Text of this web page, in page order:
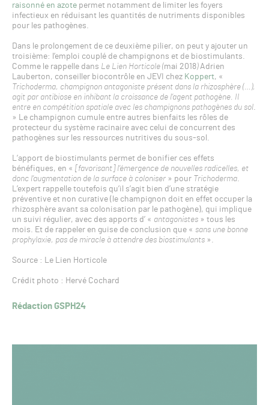
raisonné en azotepermet notamment de limiter les foyers
infectieux en réduisant les quantités de nutriments disponibles
pour les pathogènes.
Dans le prolongement de ce deuxième pilier, on peut y ajouter un
troisième: l’emploi couplé de champignons et de biostimulants.
Comme le rappelle dans Le Lien Horticole (mai 2018) Adrien
Lauberton, conseiller biocontrôle en JEVI chez Koppert, «
Trichoderma, champignon antagoniste présent dans la rhizosphère (…),
agit par antibiose en inhibant la croissance de l’agent pathogène. Il
entre en compétition spatiale avec les champignons pathogènes du sol.
» Le champignon cumule entre autres bienfaits les rôles de
protecteur du système racinaire avec celui de concurrent des
pathogènes sur les ressources nutritives du sous-sol.
L’apport de biostimulants permet de bonifier ces effets
bénéfiques, en « [favorisant] l’émergence de nouvelles radicelles, et
donc l’augmentation de la surface à coloniser » pour Trichoderma.
L’expert rappelle toutefois qu’il s’agit bien d’une stratégie
préventive et non curative (le champignon doit en effet occuper la
rhizosphère avant sa colonisation par le pathogène), qui implique
un suivi régulier, avec des apports d’ « antagonistes » tous les
mois. Et de rappeler en guise de conclusion que « sans une bonne
prophylaxie, pas de miracle à attendre des biostimulants ».
Source : Le Lien Horticole
Crédit photo : Hervé Cochard
Rédaction GSPH24